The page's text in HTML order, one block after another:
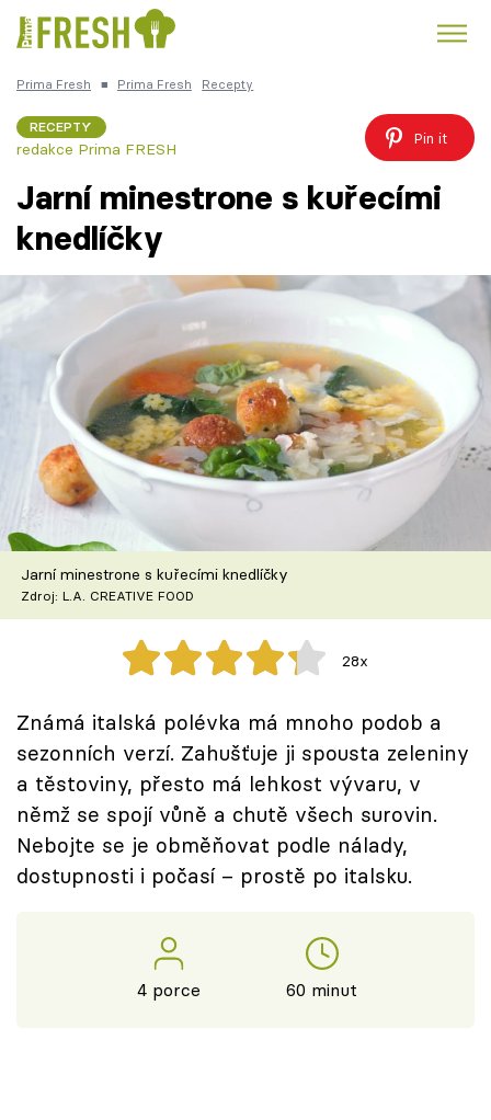
Česká kuchyně Čokoláda
Témata
Recepty
Články
TV Program
Škola vaření
Recepty z TV
Speciál: Cuketa
Těhotnej kuchař
Sledujte prima+
Přihlášení
Sledujte nás
Prima Fresh ■ Prima Fresh Recepty
RECEPTY
redakce Prima FRESH
Pin it
Jarní minestrone s kuřecími
knedlíčky
Jarní minestrone s kuřecími knedlíčky
Zdroj: L.A. CREATIVE FOOD
28x
Známá italská polévka má mnoho podob a
sezonních verzí. Zahušťuje ji spousta zeleniny
a těstoviny, přesto má lehkost vývaru, v
němž se spojí vůně a chutě všech surovin.
Nebojte se je obměňovat podle nálady,
dostupnosti i počasí – prostě po italsku.
4 porce 60 minut